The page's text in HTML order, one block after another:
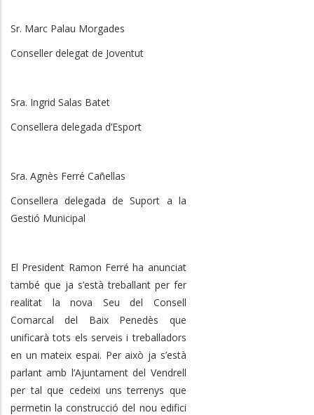
Sr. Marc Palau Morgades
Conseller delegat de Joventut
Sra. Ingrid Salas Batet
Consellera delegada d’Esport
Sra. Agnès Ferré Cañellas
Consellera delegada de Suport a la
Gestió Municipal
El President Ramon Ferré ha anunciat
també que ja s’està treballant per fer
realitat la nova Seu del Consell
Comarcal del Baix Penedès que
unificarà tots els serveis i treballadors
en un mateix espai. Per això ja s’està
parlant amb l’Ajuntament del Vendrell
per tal que cedeixi uns terrenys que
permetin la construcció del nou edifici